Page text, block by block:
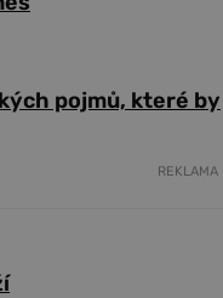
pojmů, které by
REKLAMA